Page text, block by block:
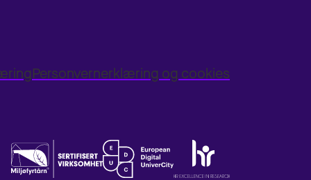
Personvernerklæring og cookies